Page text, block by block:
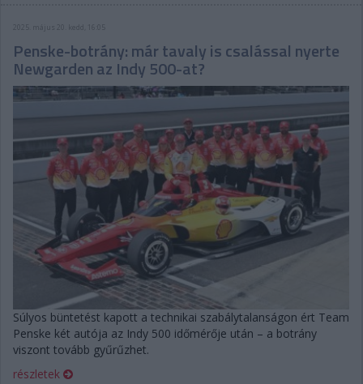
2025. május 20. kedd, 16:05
Penske-botrány: már tavaly is csalással nyerte
Newgarden az Indy 500-at?
Súlyos büntetést kapott a technikai szabálytalanságon ért Team
Penske két autója az Indy 500 időmérője után – a botrány
viszont tovább gyűrűzhet.
részletek